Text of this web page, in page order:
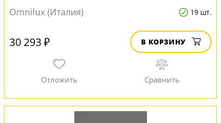
Omnilux (Италия)
19 шт.
30 293 ₽ В КОРЗИНУ